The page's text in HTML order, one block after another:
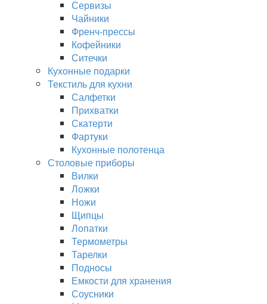
Сервизы
Чайники
Френч-прессы
Кофейники
Ситечки
Кухонные подарки
Текстиль для кухни
Салфетки
Прихватки
Скатерти
Фартуки
Кухонные полотенца
Столовые приборы
Вилки
Ложки
Ножи
Щипцы
Лопатки
Термометры
Тарелки
Подносы
Емкости для хранения
Соусники